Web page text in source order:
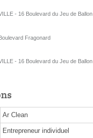
- 16 Boulevard du Jeu de Ballon
Fragonard
- 16 Boulevard du Jeu de Ballon
Ar Clean
Entrepreneur individuel